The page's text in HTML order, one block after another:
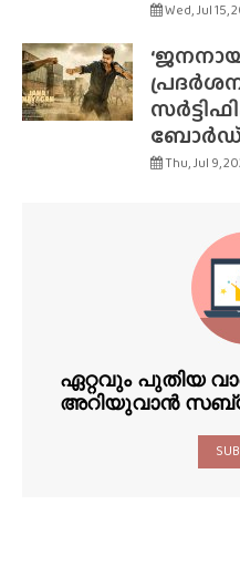
Wed, Jul 15,
Thu, Jul 9,
ഏറ്റവും പുതിയ
അറിയുവാൻ